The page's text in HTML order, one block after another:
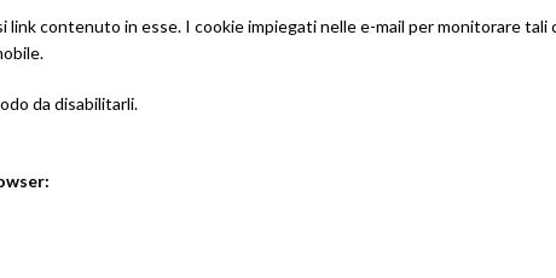
contenuto in esse. I cookie impiegati nelle e-mail per monitorare tali
da disabilitarli.